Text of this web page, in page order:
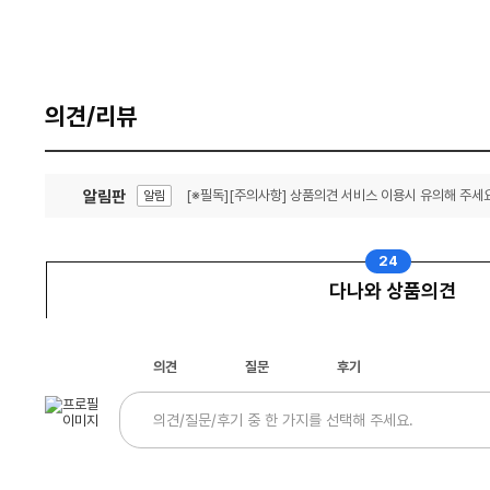
의견/리뷰
알림판 알림 [※필독][주의사항] 상품의견 서비스 이용시 유의해 주세
다나와 상품의견
24
의견 질문 후기